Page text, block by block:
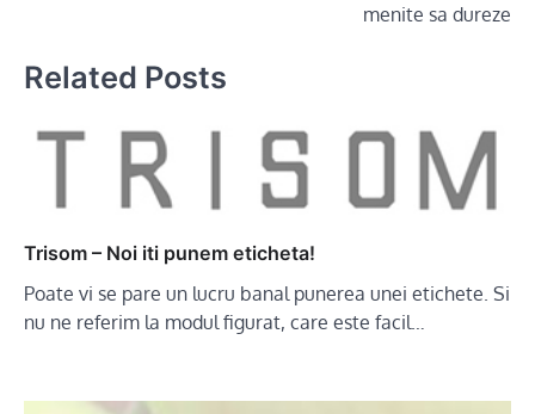
menite sa dureze
Related Posts
Trisom – Noi iti punem eticheta!
Poate vi se pare un lucru banal punerea unei etichete. Si
nu ne referim la modul figurat, care este facil…